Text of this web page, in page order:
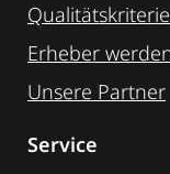
Erheber
Unsere Partner
Service